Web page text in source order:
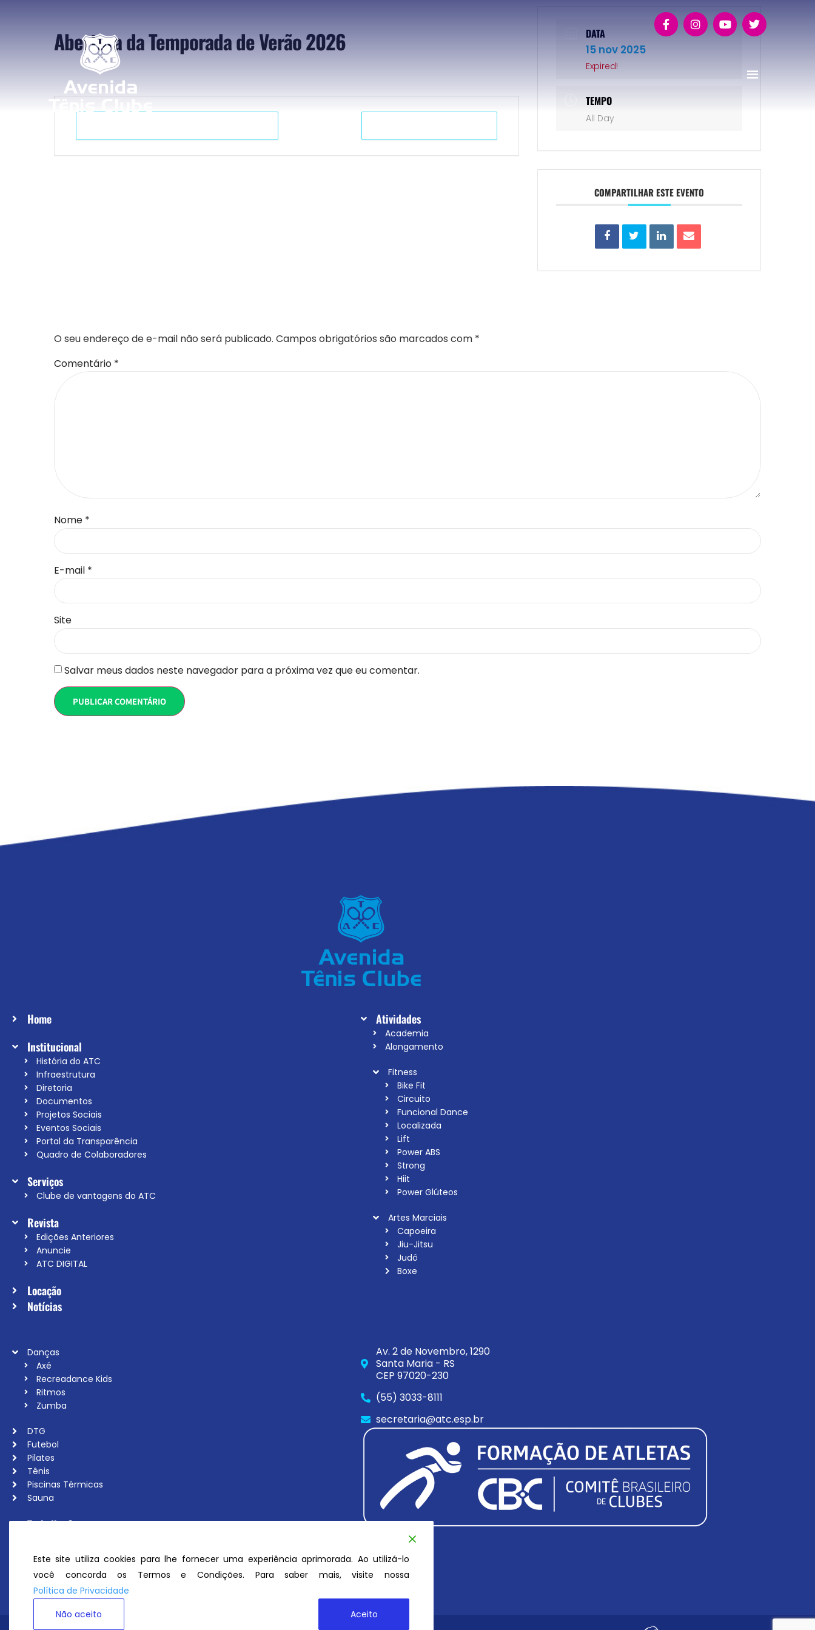
Abertura da Temporada de Verão 2026
DATA
15 nov 2025
Expired!
TEMPO
All Day
COMPARTILHAR ESTE EVENTO
O seu endereço de e-mail não será publicado. Campos obrigatórios são marcados com *
Comentário *
Nome *
E-mail *
Site
Salvar meus dados neste navegador para a próxima vez que eu comentar.
Home
Institucional
História do ATC
Infraestrutura
Diretoria
Documentos
Projetos Sociais
Eventos Sociais
Portal da Transparência
Quadro de Colaboradores
Serviços
Clube de vantagens do ATC
Revista
Edições Anteriores
Anuncie
ATC DIGITAL
Locação
Notícias
Atividades
Academia
Alongamento
Fitness
Bike Fit
Circuito
Funcional Dance
Localizada
Lift
Power ABS
Strong
Hiit
Power Glúteos
Artes Marciais
Capoeira
Jiu-Jitsu
Judô
Boxe
Danças
Axé
Recreadance Kids
Ritmos
Zumba
DTG
Futebol
Pilates
Tênis
Piscinas Térmicas
Sauna
Trabalhe Conosco
Ouvidoria
Política de Privacidade
Perguntas Frequentes
Av. 2 de Novembro, 1290
Santa Maria - RS
CEP 97020-230
(55) 3033-8111
secretaria@atc.esp.br
Este site utiliza cookies para lhe fornecer uma experiência aprimorada. Ao utilizá-lo
você concorda os Termos e Condições. Para saber mais, visite nossa
Política de Privacidade
Não aceito
Aceito